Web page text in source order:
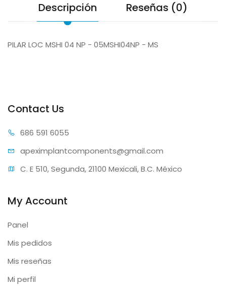
Descripción Reseñas (0)
PILAR LOC MSHI 04 NP - 05MSHI04NP - MS
Contact Us
686 591 6055
apeximplantcomponents@gmail.com
C. E 510, Segunda, 21100 Mexicali, B.C. México
My Account
Panel
Mis pedidos
Mis reseñas
Mi perfil